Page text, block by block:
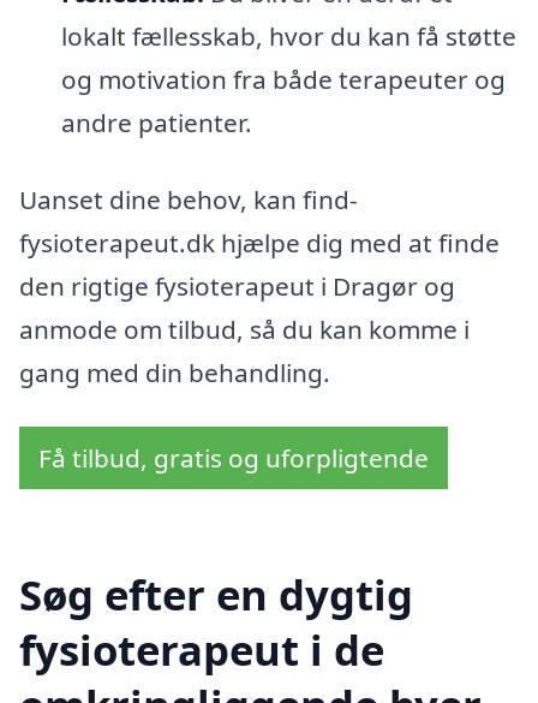
lokalt fællesskab, hvor du kan få støtte
og motivation fra både terapeuter og
andre patienter.
Uanset dine behov, kan find-
fysioterapeut.dk hjælpe dig med at finde
den rigtige fysioterapeut i Dragør og
anmode om tilbud, så du kan komme i
gang med din behandling.
Få tilbud, gratis og uforpligtende
Søg efter en dygtig
fysioterapeut i de